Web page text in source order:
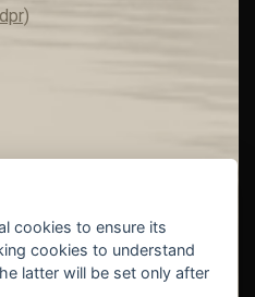
cookies to ensure its
cookies to understand
latter will be set only after